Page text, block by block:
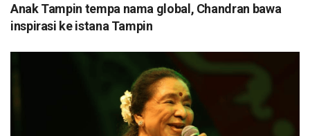
Anak Tampin tempa nama global, Chandran bawa
inspirasi ke istana Tampin